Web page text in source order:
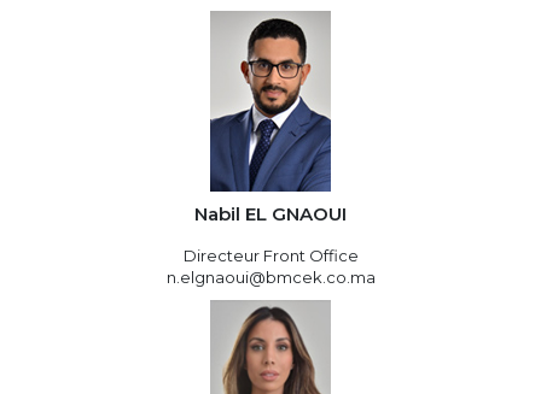
Nabil EL GNAOUI
Directeur Front Office
n.elgnaoui@bmcek.co.ma